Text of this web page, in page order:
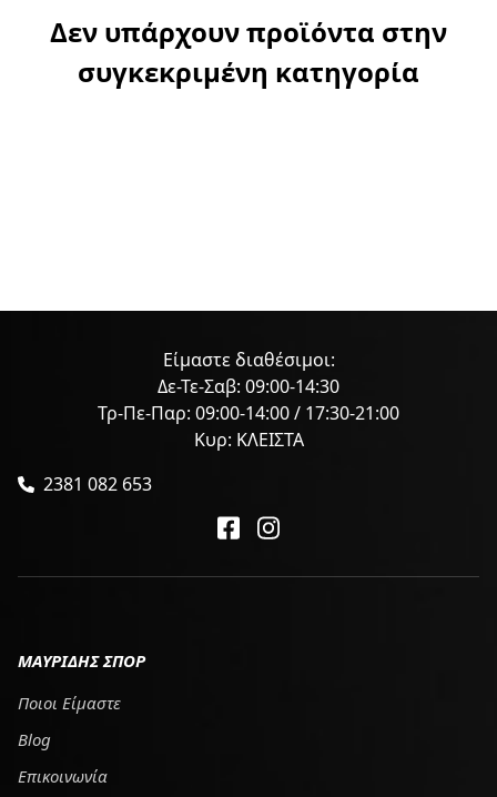
Δεν υπάρχουν προϊόντα στην
συγκεκριμένη κατηγορία
Είμαστε διαθέσιμοι:
Δε-Τε-Σαβ: 09:00-14:30
Τρ-Πε-Παρ: 09:00-14:00 / 17:30-21:00
Κυρ: ΚΛΕΙΣΤΑ
2381 082 653
ΜΑΥΡΙΔΗΣ ΣΠΟΡ
Ποιοι Είμαστε
Blog
Επικοινωνία